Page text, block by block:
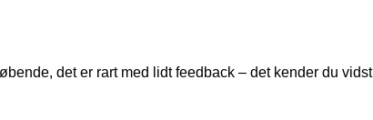
det er rart med lidt feedback – det kender du vidst